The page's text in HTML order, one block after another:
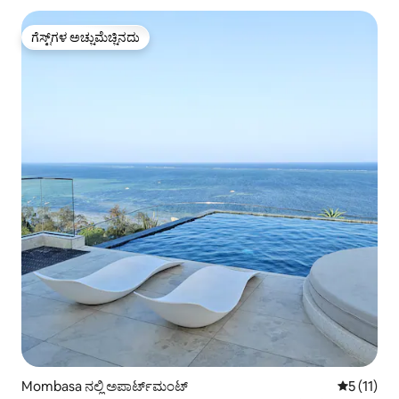
ಗೆಸ್ಟ್‌ಗಳ ಅಚ್ಚುಮೆಚ್ಚಿನದು
ಗೆಸ್ಟ್‌ಗಳ ಅಚ್ಚುಮೆಚ್ಚಿನದು
Mombasa ನಲ್ಲಿ ಅಪಾರ್ಟ್‌ಮಂಟ್ 5 ರಲ್ಲಿ 5
5 (11)